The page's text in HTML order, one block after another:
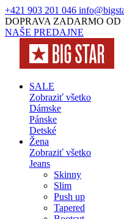
+421 903 201 046
DOPRAVA ZADARMO
NAŠE PREDAJNE
SALE
Zobraziť všetko
Dámske
Pánske
Detské
Žena
Zobraziť všetko
Jeans
Skinny
Slim
Push up
Tapered